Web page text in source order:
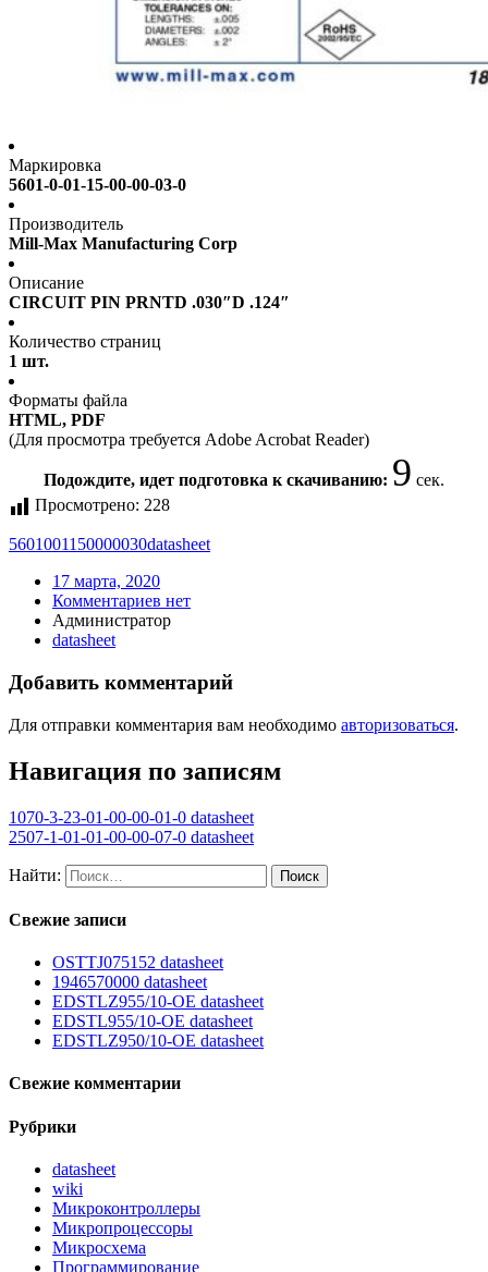
Маркировка
5601-0-01-15-00-00-03-0
Производитель
Mill-Max Manufacturing Corp
Описание
CIRCUIT PIN PRNTD .030″D .124″
Количество страниц
1 шт.
Форматы файла
HTML, PDF
(Для просмотра требуется Adobe Acrobat Reader)
Подождите, идет подготовка к скачиванию: 9 сек.
Просмотрено: 228
5601001150000030datasheet
17 марта, 2020
Комментариев нет
Администратор
datasheet
Добавить комментарий
Для отправки комментария вам необходимо авторизоваться.
Навигация по записям
1070-3-23-01-00-00-01-0 datasheet
2507-1-01-01-00-00-07-0 datasheet
Найти:
Свежие записи
OSTTJ075152 datasheet
1946570000 datasheet
EDSTLZ955/10-OE datasheet
EDSTL955/10-OE datasheet
EDSTLZ950/10-OE datasheet
Свежие комментарии
Рубрики
datasheet
wiki
Микроконтроллеры
Микропроцессоры
Микросхема
Программирование